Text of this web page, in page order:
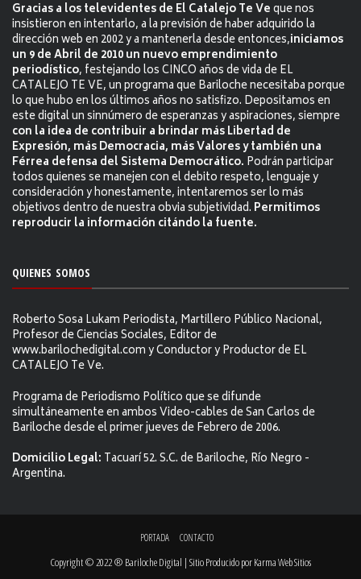
Gracias a los televidentes de El Catalejo Te Veque nos
insistieron en intentarlo, a la previsión de haber adquirido la
dirección web en 2002 y a mantenerla desde entonces,iniciamos
un 9 de Abril de 2010 un nuevo emprendimiento
periodístico, festejando los CINCO años de vida de EL
CATALEJO TE VE, un programa que Bariloche necesitaba porque
lo que hubo en los últimos años no satisfizo. Depositamos en
este digital un sinnúmero de esperanzas y aspiraciones, siempre
con la idea de contribuir a brindar más Libertad de
Expresión, más Democracia, más Valores y también una
Férrea defensa del Sistema Democrático. Podrán participar
todos quienes se manejen con el debito respeto, lenguaje y
consideración y honestamente, intentaremos ser lo más
objetivos dentro de nuestra obvia subjetividad. Permitimos
reproducir la información citándo la fuente.
QUIENES SOMOS
Roberto Sosa Lukam Periodista, Martillero Público Nacional,
Profesor de Ciencias Sociales, Editor de
www.barilochedigital.com y Conductor y Productor de EL
CATALEJO Te Ve.
Programa de Periodismo Político que se difunde
simultáneamente en ambos Video-cables de San Carlos de
Bariloche desde el primer jueves de Febrero de 2006.
Domicilio Legal: Tacuarí 52. S.C. de Bariloche, Río Negro -
Argentina.
PORTADA CONTACTO
Copyright © 2022 ® Bariloche Digital | Sitio Producido porKarma Web Sitios